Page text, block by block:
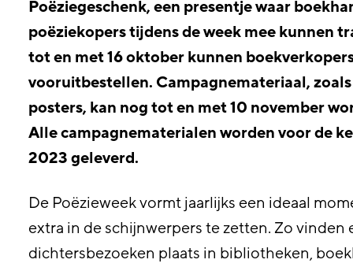
Poëziegeschenk, een presentje waar
poëziekopers tijdens de week mee kunnen
tot en met 16 oktober kunnen
vooruitbestellen. Campagnemateriaal,
posters, kan nog tot en met 10 november
Alle campagnematerialen worden voor de
2023 geleverd.
De Poëzieweek vormt jaarlijks een ideaal
extra in de schijnwerpers te zetten. Zo vinden
dichtersbezoeken plaats in bibliotheken,